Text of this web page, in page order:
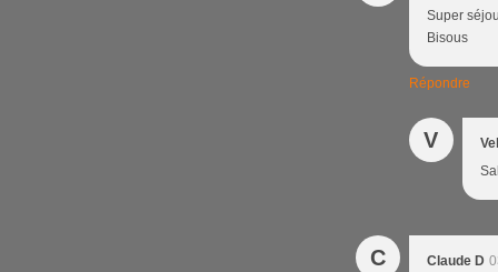
Super
Bisous
Répondre
V
C Claude D